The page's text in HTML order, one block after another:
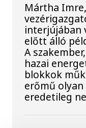
Mártha
interjújában
előtt álló
A
hazai
blokkok
erőmű
eredetileg